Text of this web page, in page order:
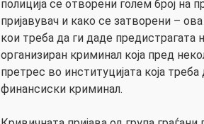
полиција се отворени голем број на
пријавувач и како се затворени –
кои треба да ги даде предистрагата
организиран криминал која пред
претрес во институцијата која
финансиски криминал.